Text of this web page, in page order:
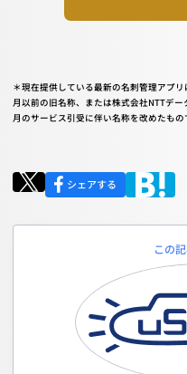
＊現在提供している最新の名刺管理アプリ
月以前の旧名称、または株式会社NTTデ
月のサービス引受に伴い名称を改めたもの
シェアする
この